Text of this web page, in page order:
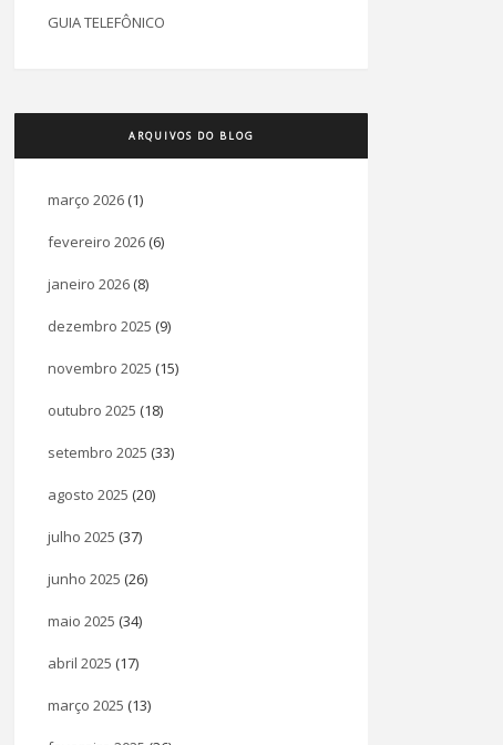
GUIA TELEFÔNICO
ARQUIVOS DO BLOG
março 2026 (1)
fevereiro 2026 (6)
janeiro 2026 (8)
dezembro 2025 (9)
novembro 2025 (15)
outubro 2025 (18)
setembro 2025 (33)
agosto 2025 (20)
julho 2025 (37)
junho 2025 (26)
maio 2025 (34)
abril 2025 (17)
março 2025 (13)